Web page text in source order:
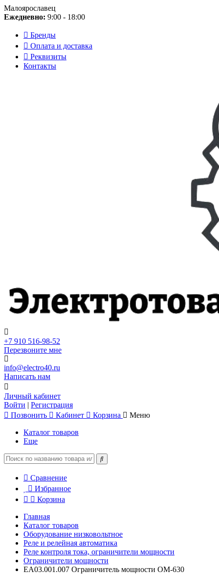
Малоярославец
Ежедневно: 9:00 - 18:00
Бренды
Оплата и доставка
Реквизиты
Контакты
+7 910 516-98-52
Перезвоните мне
info@electro40.ru
Написать нам
Личный кабинет
Войти | Регистрация
Позвонить
Кабинет Корзина Меню
Каталог товаров
Еще
Сравнение
Избранное
Корзина
Главная
Каталог товаров
Оборудование низковольтное
Реле и релейная автоматика
Реле контроля тока, ограничители мощности
Ограничители мощности
EA03.001.007 Ограничитель мощности ОМ-630